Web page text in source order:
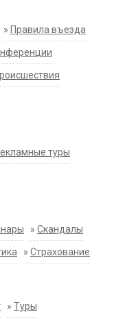
» Правила въезда
туры
» Скандалы
» Страхование
» Туры